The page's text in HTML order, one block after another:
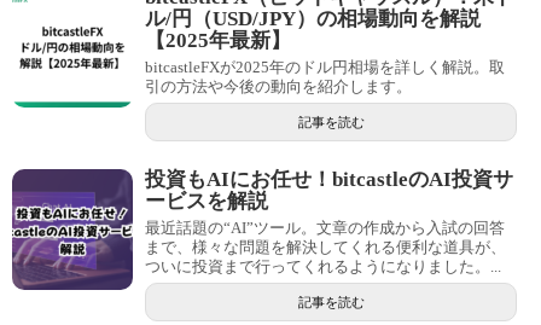
ル/円（USD/JPY）の相場動向を解説
【2025年最新】
bitcastleFXが2025年のドル円相場を詳しく解説。取
引の方法や今後の動向を紹介します。
記事を読む
投資もAIにお任せ！bitcastleのAI投資サ
ービスを解説
最近話題の“AI”ツール。文章の作成から入試の回答
まで、様々な問題を解決してくれる便利な道具が、
ついに投資まで行ってくれるようになりました。...
記事を読む